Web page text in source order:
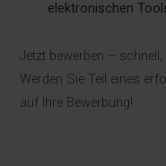
elektronischen
Jetzt bewerben –
Werden Sie Teil eines
auf Ihre Bewerbung!